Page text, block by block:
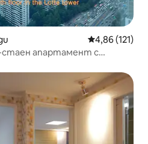
Средна
4,86 (121)
апартамент с